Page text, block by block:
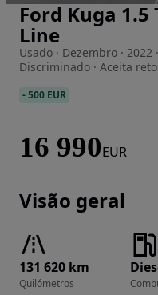
Imagem 1 de 18
Ford Kuga 1.5
Line
Usado · Dezembro ·
Discriminado · Aceita
-500 EUR
16 990EUR
Visão geral
131 620 km
Quilómetros